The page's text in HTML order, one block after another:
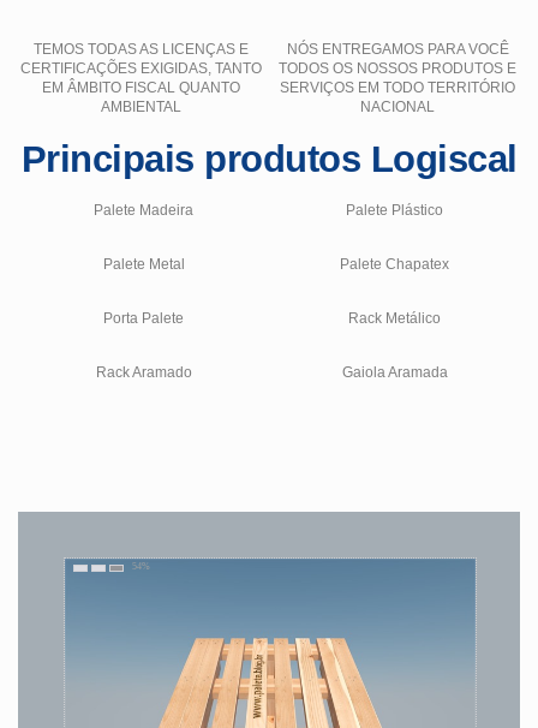
TEMOS TODAS AS LICENÇAS E
CERTIFICAÇÕES EXIGIDAS, TANTO
EM ÂMBITO FISCAL QUANTO
AMBIENTAL
NÓS ENTREGAMOS PARA VOCÊ
TODOS OS NOSSOS PRODUTOS E
SERVIÇOS EM TODO TERRITÓRIO
NACIONAL
Principais produtos Logiscal
Palete Madeira Palete Plástico
Palete Metal Palete Chapatex
Porta Palete Rack Metálico
Rack Aramado Gaiola Aramada